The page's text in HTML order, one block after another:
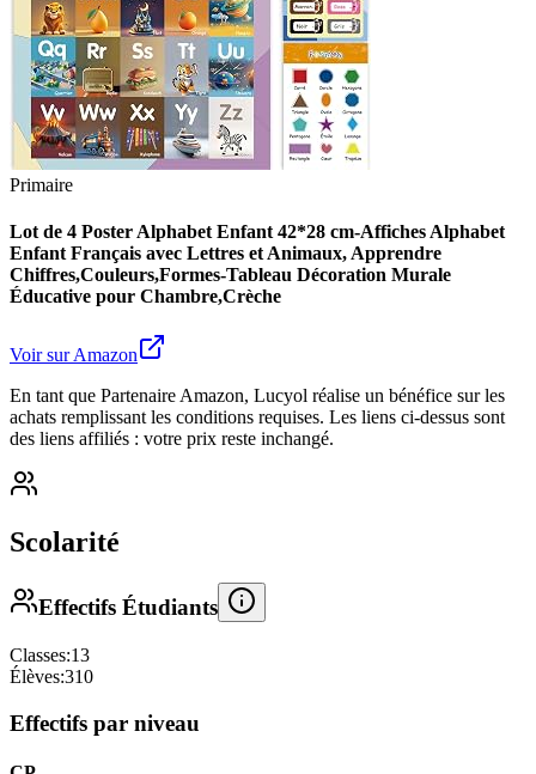
Primaire
Lot de 4 Poster Alphabet Enfant 42*28 cm-Affiches Alphabet
Enfant Français avec Lettres et Animaux, Apprendre
Chiffres,Couleurs,Formes-Tableau Décoration Murale
Éducative pour Chambre,Crèche
Voir sur Amazon
En tant que Partenaire Amazon, Lucyol réalise un bénéfice sur les
achats remplissant les conditions requises. Les liens ci-dessus sont
des liens affiliés : votre prix reste inchangé.
Scolarité
Effectifs Étudiants
Classes:13
Élèves:310
Effectifs par niveau